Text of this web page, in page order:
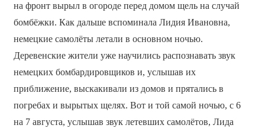
на фронт вырыл в огороде перед домом щель на случай
бомбёжки. Как дальше вспоминала Лидия Ивановна,
немецкие самолёты летали в основном ночью.
Деревенские жители уже научились распознавать звук
немецких бомбардировщиков и, услышав их
приближение, выскакивали из домов и прятались в
погребах и вырытых щелях. Вот и той самой ночью, с 6
на 7 августа, услышав звук летевших самолётов, Лида